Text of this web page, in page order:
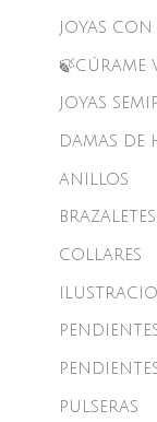
JOYAS
🍃CÚRAME
JOYAS
DAMAS DE
ANILLOS
BRAZALETES
COLLARES
PULSERAS